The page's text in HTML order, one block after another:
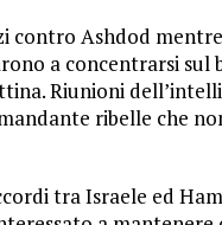
contro Ashdod
a concentrarsi sul
Riunioni
ribelle che
tra Israele ed